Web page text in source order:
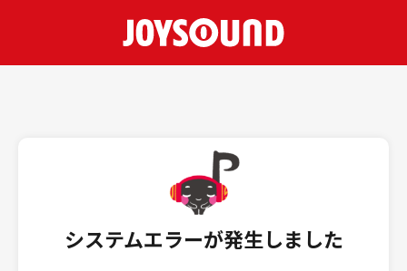
システムエラーが発生しました